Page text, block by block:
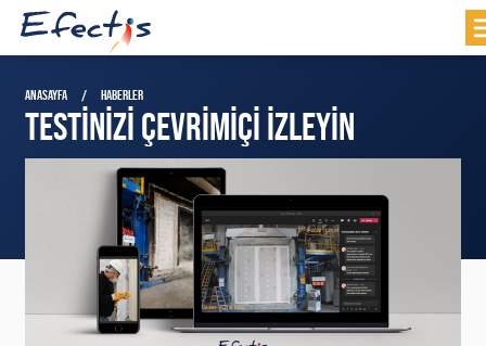
ANASAYFA HABERLER
TESTINIZI ÇEVRIMIÇI İZLEYIN